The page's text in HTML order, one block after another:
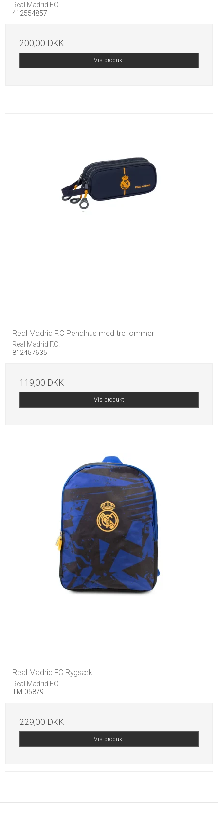
Real Madrid F.C.
412554857
200,00 DKK
Vis produkt
Real Madrid F.C Penalhus med tre lommer
Real Madrid F.C.
812457635
119,00 DKK
Vis produkt
Real Madrid FC Rygsæk
Real Madrid F.C.
TM-05879
229,00 DKK
Vis produkt